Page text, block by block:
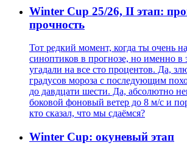
Winter Cup 25/26, II этап:
прочность
Тот редкий момент, когда ты очень
синоптиков в прогнозе, но именно в
угадали на все сто процентов. Да,
градусов мороза с последующим
до давдцати шести. Да, абсолютно
боковой фоновый ветер до 8 м/с и
кто сказал, что мы сдаёмся?
Winter Cup: окуневый этап